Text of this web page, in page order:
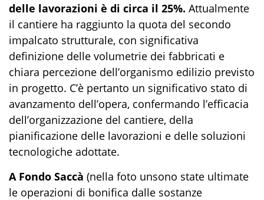
delle lavorazioni è di circa il 25%. Attualmente
il cantiere ha raggiunto la quota del secondo
impalcato strutturale, con significativa
definizione delle volumetrie dei fabbricati e
chiara percezione dell’organismo edilizio previsto
in progetto. C’è pertanto un significativo stato di
avanzamento dell’opera, confermando l’efficacia
dell’organizzazione del cantiere, della
pianificazione delle lavorazioni e delle soluzioni
tecnologiche adottate.
A Fondo Saccà (nella foto unsono state ultimate
le operazioni di bonifica dalle sostanze